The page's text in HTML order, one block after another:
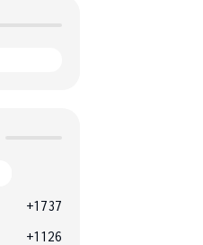
+1737
+1126